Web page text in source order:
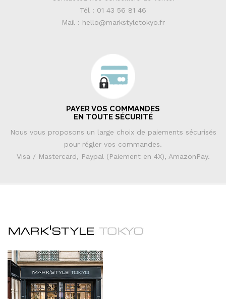
Tél : 01 43 56 81 46
Mail : hello@markstyletokyo.fr
PAYER VOS COMMANDES
EN TOUTE SÉCURITÉ
Nous vous proposons un large choix de paiements sécurisés
pour régler vos commandes.
Visa / Mastercard, Paypal (Paiement en 4X), AmazonPay.